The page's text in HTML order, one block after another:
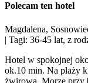
Polecam ten hotel
Magdalena,
| Tagi: 36-45 lat, z
Hotel w spokojnej
ok.10 min. Na plaży
żwirowa. Morze przy